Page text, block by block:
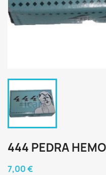
444 PEDRA
7,00 €